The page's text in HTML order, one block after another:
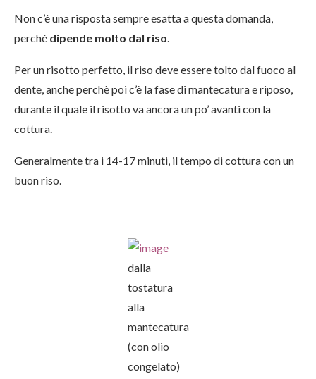
Non c’è una risposta sempre esatta a questa domanda,
perché dipende molto dal riso
Per un risotto perfetto, il riso deve essere tolto dal fuoco al
dente, anche perchè poi c’è la fase di mantecatura e riposo,
durante il quale il risotto va ancora un po’ avanti con la
cottura.
Generalmente tra i 14-17 minuti, il tempo di cottura con un
buon riso.
dalla
tostatura
alla
mantecatura
(con olio
congelato)